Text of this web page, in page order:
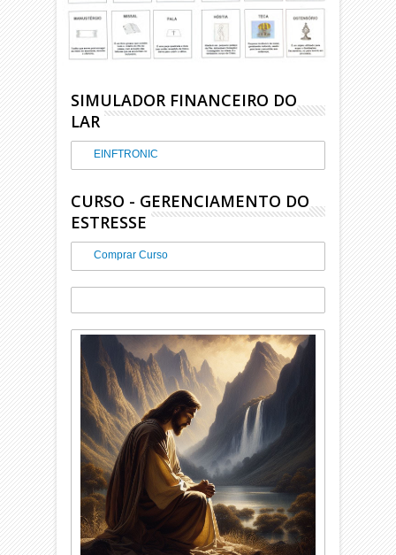
SIMULADOR FINANCEIRO DO
LAR
EINFTRONIC
CURSO - GERENCIAMENTO DO
ESTRESSE
Comprar Curso